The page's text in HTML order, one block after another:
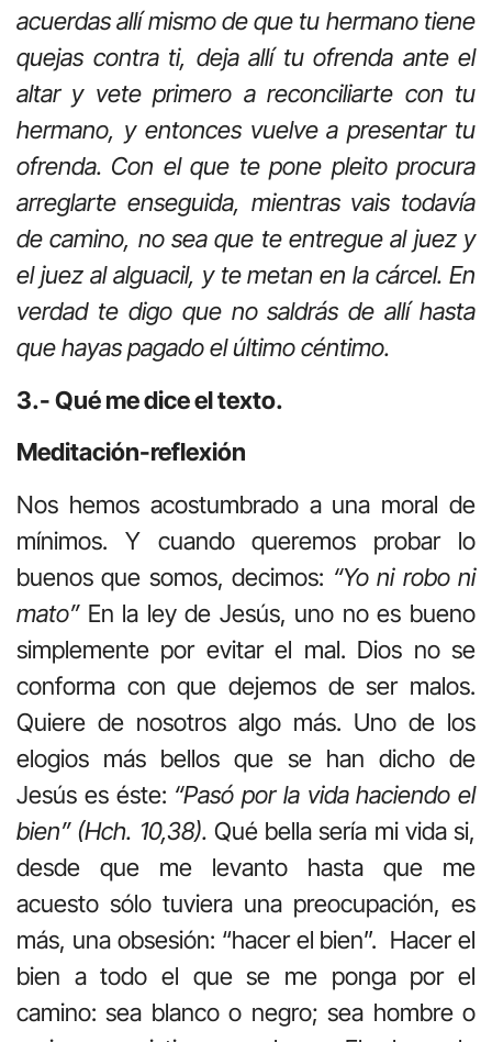
acuerdas allí mismo de que tu hermano tiene
quejas contra ti, deja allí tu ofrenda ante el
altar y vete primero a reconciliarte con tu
hermano, y entonces vuelve a presentar tu
ofrenda. Con el que te pone pleito procura
arreglarte enseguida, mientras vais todavía
de camino, no sea que te entregue al juez y
el juez al alguacil, y te metan en la cárcel. En
verdad te digo que no saldrás de allí hasta
que hayas pagado el último céntimo.
3.- Qué me dice el texto.
Meditación-reflexión
Nos hemos acostumbrado a una moral de
mínimos. Y cuando queremos probar lo
buenos que somos, decimos: “Yo ni robo ni
mato”En la ley de Jesús, uno no es bueno
simplemente por evitar el mal. Dios no se
conforma con que dejemos de ser malos.
Quiere de nosotros algo más. Uno de los
elogios más bellos que se han dicho de
Jesús es éste: “Pasó por la vida haciendo el
bien” (Hch. 10,38). Qué bella sería mi vida si,
desde que me levanto hasta que me
acuesto sólo tuviera una preocupación, es
más, una obsesión: “hacer el bien”. Hacer el
bien a todo el que se me ponga por el
camino: sea blanco o negro; sea hombre o